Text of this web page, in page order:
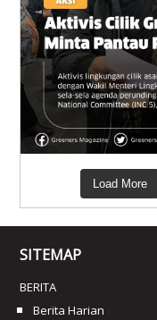
Load More
SITEMAP
BERITA
Berita Harian